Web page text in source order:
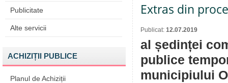
Publicitate
Alte servicii
ACHIZIȚII PUBLICE
Planul de Achiziții
Extras din
Publicat: 12.07.2019
al ședinței
publice
municipiului